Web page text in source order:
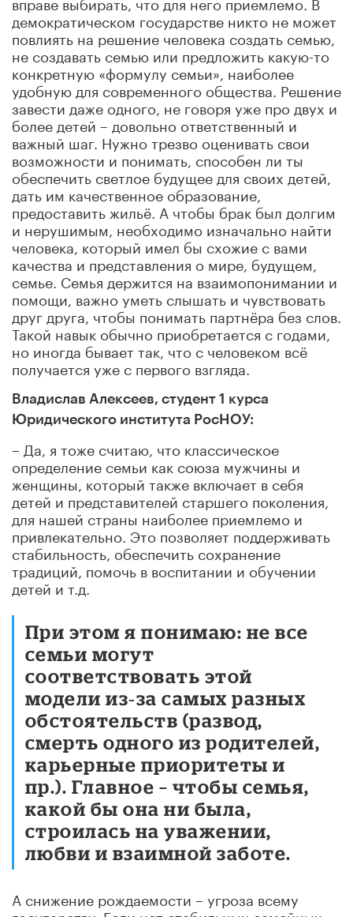
демократическом государстве никто не может
повлиять на решение человека создать семью,
не создавать семью или предложить какую-то
конкретную «формулу семьи», наиболее
удобную для современного общества. Решение
завести даже одного, не говоря уже про двух и
более детей – довольно ответственный и
важный шаг. Нужно трезво оценивать свои
возможности и понимать, способен ли ты
обеспечить светлое будущее для своих детей,
дать им качественное образование,
предоставить жильё. А чтобы брак был долгим
и нерушимым, необходимо изначально найти
человека, который имел бы схожие с вами
качества и представления о мире, будущем,
семье. Семья держится на взаимопонимании и
помощи, важно уметь слышать и чувствовать
друг друга, чтобы понимать партнёра без слов.
Такой навык обычно приобретается с годами,
но иногда бывает так, что с человеком всё
получается уже с первого взгляда.
Владислав Алексеев, студент 1 курса
Юридического института РосНОУ:
– Да, я тоже считаю, что классическое
определение семьи как союза мужчины и
женщины, который также включает в себя
детей и представителей старшего поколения,
для нашей страны наиболее приемлемо и
привлекательно. Это позволяет поддерживать
стабильность, обеспечить сохранение
традиций, помочь в воспитании и обучении
детей и т.д.
При этом я понимаю: не все
семьи могут
соответствовать этой
модели из‑за самых разных
обстоятельств (развод,
смерть одного из родителей,
карьерные приоритеты и
пр.). Главное – чтобы семья,
какой бы она ни была,
строилась на уважении,
любви и взаимной заботе.
А снижение рождаемости – угроза всему